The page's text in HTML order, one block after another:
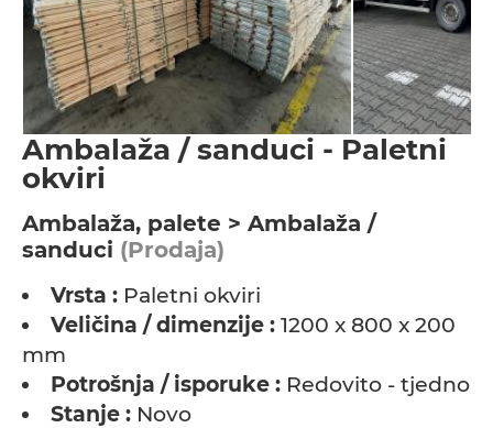
Ambalaža / sanduci - Paletni
okviri
Ambalaža, palete > Ambalaža /
sanduci (Prodaja)
Vrsta : Paletni okviri
Veličina / dimenzije : 1200 x 800 x 200
mm
Potrošnja / isporuke : Redovito - tjedno
Stanje : Novo